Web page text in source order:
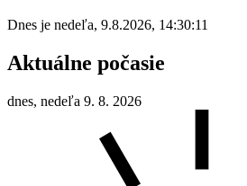
Dnes je nedeľa, 9.8.2026, 14:30:11
Aktuálne počasie
dnes, nedeľa 9. 8. 2026